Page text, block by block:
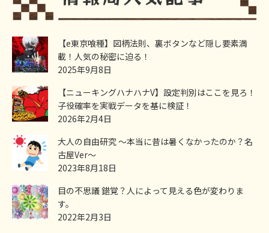
【e東京喰種】図柄法則、裏ボタンなど隠し要素満
載！人気の秘密に迫る！
2025年9月8日
【ニューキングハナハナV】設定判別はここを見ろ！
子役確率を実戦データを基に検証！
2026年2月4日
大人の自由研究 ～本当に昔は暑くなかったのか？名
古屋Ver～
2023年8月18日
目の不思議 錯覚？人によって見える色が変わりま
す。
2022年2月3日